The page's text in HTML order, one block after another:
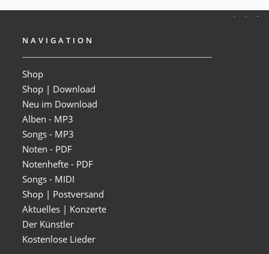
NAVIGATION
Shop
Shop | Download
Neu im Download
Alben - MP3
Songs - MP3
Noten - PDF
Notenhefte - PDF
Songs - MIDI
Shop | Postversand
Aktuelles | Konzerte
Der Künstler
Kostenlose Lieder